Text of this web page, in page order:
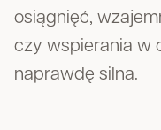
osiągnięć,
czy wspierania w
naprawdę silna.